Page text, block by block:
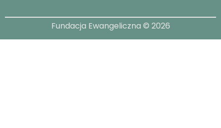
Fundacja Ewangeliczna © 2026